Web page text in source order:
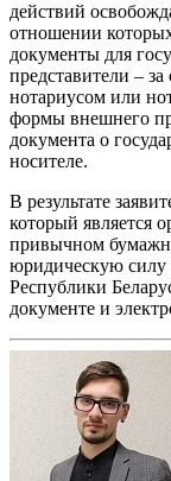
действий
отношении
документы для
представители –
нотариусом или
формы внешнего
документа о
носителе.
В результате
который является
привычном
юридическую силу
Республики
документе и